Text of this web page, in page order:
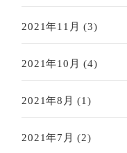
2021年11月 (3)
2021年10月 (4)
2021年8月 (1)
2021年7月 (2)